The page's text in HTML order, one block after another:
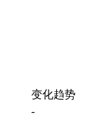
变化趋势
-